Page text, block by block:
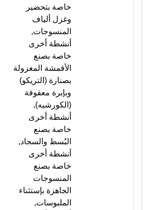
خاصة بتحضير
وغزل ألياف
المنسوجات,
أنشطة أخرى
خاصة بصنع
الأقمشة المغزولة
بصنارة (التريكو)
وبإبرة معقوفة
(الكورشيه),
أنشطة أخرى
خاصة بصنع
البُسط والسجاد,
أنشطة أخرى
خاصة بصنع
المنسوجات
الجاهزة بإستثناء
الملبوسات,